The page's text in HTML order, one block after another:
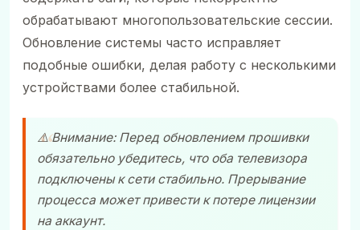
обрабатывают многопользовательские сессии.
Обновление системы часто исправляет
подобные ошибки, делая работу с несколькими
устройствами более стабильной.
⚠️ Внимание: Перед обновлением прошивки
обязательно убедитесь, что оба телевизора
подключены к сети стабильно. Прерывание
процесса может привести к потере лицензии
на аккаунт.